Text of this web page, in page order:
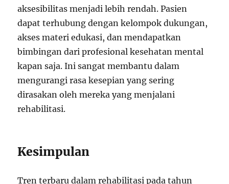
aksesibilitas menjadi lebih rendah. Pasien
dapat terhubung dengan kelompok dukungan,
akses materi edukasi, dan mendapatkan
bimbingan dari profesional kesehatan mental
kapan saja. Ini sangat membantu dalam
mengurangi rasa kesepian yang sering
dirasakan oleh mereka yang menjalani
rehabilitasi.
Kesimpulan
Tren terbaru dalam rehabilitasi pada tahun